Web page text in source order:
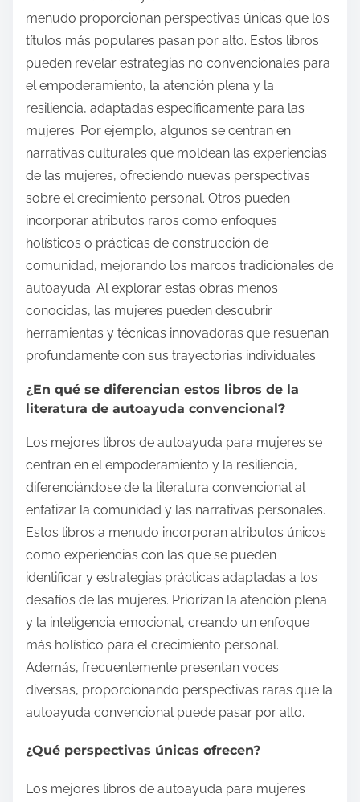
menudo proporcionan perspectivas únicas que los
títulos más populares pasan por alto. Estos libros
pueden revelar estrategias no convencionales para
el empoderamiento, la atención plena y la
resiliencia, adaptadas específicamente para las
mujeres. Por ejemplo, algunos se centran en
narrativas culturales que moldean las experiencias
de las mujeres, ofreciendo nuevas perspectivas
sobre el crecimiento personal. Otros pueden
incorporar atributos raros como enfoques
holísticos o prácticas de construcción de
comunidad, mejorando los marcos tradicionales de
autoayuda. Al explorar estas obras menos
conocidas, las mujeres pueden descubrir
herramientas y técnicas innovadoras que resuenan
profundamente con sus trayectorias individuales.
¿En qué se diferencian estos libros de la
literatura de autoayuda convencional?
Los mejores libros de autoayuda para mujeres se
centran en el empoderamiento y la resiliencia,
diferenciándose de la literatura convencional al
enfatizar la comunidad y las narrativas personales.
Estos libros a menudo incorporan atributos únicos
como experiencias con las que se pueden
identificar y estrategias prácticas adaptadas a los
desafíos de las mujeres. Priorizan la atención plena
y la inteligencia emocional, creando un enfoque
más holístico para el crecimiento personal.
Además, frecuentemente presentan voces
diversas, proporcionando perspectivas raras que la
autoayuda convencional puede pasar por alto.
¿Qué perspectivas únicas ofrecen?
Los mejores libros de autoayuda para mujeres